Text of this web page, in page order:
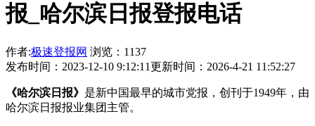
报_哈尔滨日报登报电话
作者:极速登报网 浏览：1137
发布时间：2023-12-10 9:12:11更新时间：2026-4-21 11:52:27
《哈尔滨日报》 是新中国最早的城市党报，创刊于1949年，由
哈尔滨日报报业集团主管。